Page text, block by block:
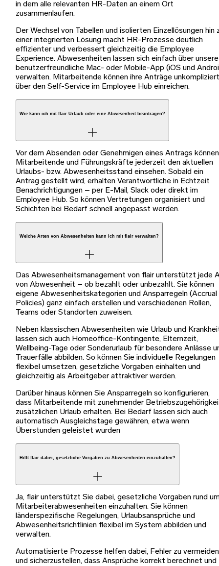
in dem alle relevanten HR-Daten an einem Ort
zusammenlaufen.
Der Wechsel von Tabellen und isolierten Einzellösungen hin
einer integrierten Lösung macht HR-Prozesse deutlich
effizienter und verbessert gleichzeitig die Employee
Experience. Abwesenheiten lassen sich einfach über unsere
benutzerfreundliche Mac- oder Mobile-App (iOS und
verwalten. Mitarbeitende können ihre Anträge unkompliziert
über den Self-Service im Employee Hub einreichen.
Wie kann ich mit flair Urlaub oder eine Abwesenheit beantragen?
Vor dem Absenden oder Genehmigen eines Antrags können
Mitarbeitende und Führungskräfte jederzeit den aktuellen
Urlaubs- bzw. Abwesenheitsstand einsehen. Sobald ein
Antrag gestellt wird, erhalten Verantwortliche in Echtzeit
Benachrichtigungen – per E-Mail, Slack oder direkt im
Employee Hub. So können Vertretungen organisiert und
Schichten bei Bedarf schnell angepasst werden.
Welche Arten von Abwesenheiten kann ich mit flair verwalten?
Das Abwesenheitsmanagement von flair unterstützt jede
von Abwesenheit – ob bezahlt oder unbezahlt. Sie können
eigene Abwesenheitskategorien und Ansparregeln (Accrual
Policies) ganz einfach erstellen und verschiedenen Rollen,
Teams oder Standorten zuweisen.
Neben klassischen Abwesenheiten wie Urlaub und
lassen sich auch Homeoffice-Kontingente, Elternzeit,
Wellbeing-Tage oder Sonderurlaub für besondere Anlässe
Trauerfälle abbilden. So können Sie individuelle Regelungen
flexibel umsetzen, gesetzliche Vorgaben einhalten und
gleichzeitig als Arbeitgeber attraktiver werden.
Darüber hinaus können Sie Ansparregeln so konfigurieren,
dass Mitarbeitende mit zunehmender
zusätzlichen Urlaub erhalten. Bei Bedarf lassen sich auch
automatisch Ausgleichstage gewähren, etwa wenn
Überstunden geleistet wurden
Hilft flair dabei, gesetzliche Vorgaben zu Abwesenheiten einzuhalten?
Ja, flair unterstützt Sie dabei, gesetzliche Vorgaben rund
Mitarbeiterabwesenheiten einzuhalten. Sie können
länderspezifische Regelungen, Urlaubsansprüche und
Abwesenheitsrichtlinien flexibel im System abbilden und
verwalten.
Automatisierte Prozesse helfen dabei, Fehler zu vermeiden
und sicherzustellen, dass Ansprüche korrekt berechnet und